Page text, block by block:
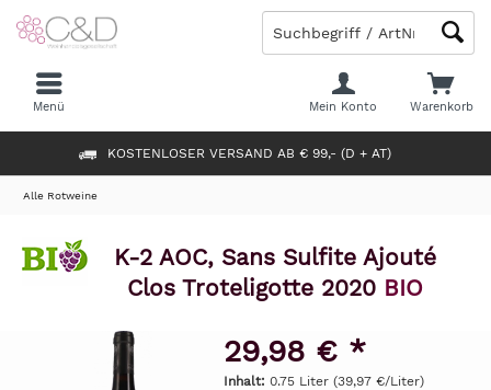
KOSTENLOSER VERSAND AB € 99,- (D + AT)
Warenkorb
Mein Konto
Menü
Alle Rotweine
K-2 AOC, Sans Sulfite Ajouté
Clos Troteligotte 2020 BIO
29,98 € *
Inhalt: 0.75 Liter (39,97 €/Liter)